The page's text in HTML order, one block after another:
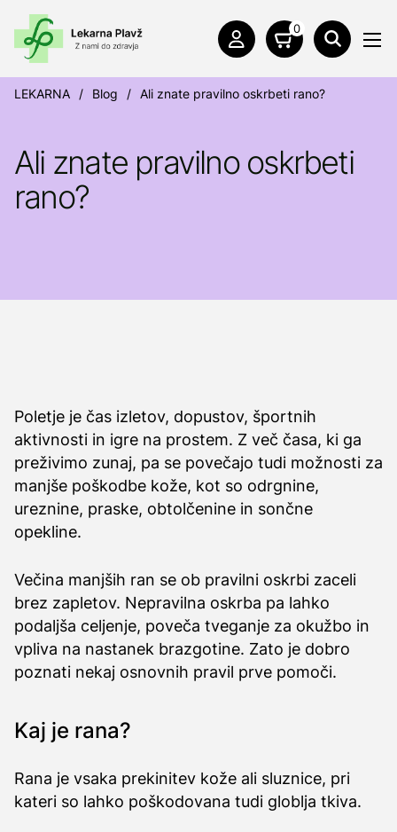
0
LEKARNA / Blog / Ali znate pravilno oskrbeti rano?
Ali znate pravilno oskrbeti
rano?
Poletje je čas izletov, dopustov, športnih
aktivnosti in igre na prostem. Z več časa, ki ga
preživimo zunaj, pa se povečajo tudi možnosti za
manjše poškodbe kože, kot so odrgnine,
ureznine, praske, obtolčenine in sončne
opekline.
Večina manjših ran se ob pravilni oskrbi zaceli
brez zapletov. Nepravilna oskrba pa lahko
podaljša celjenje, poveča tveganje za okužbo in
vpliva na nastanek brazgotine. Zato je dobro
poznati nekaj osnovnih pravil prve pomoči.
Kaj je rana?
Rana je vsaka prekinitev kože ali sluznice, pri
kateri so lahko poškodovana tudi globlja tkiva.